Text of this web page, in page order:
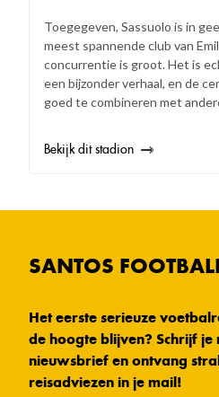
Toegegeven, Sassuolo is in
meest spannende club van
concurrentie is groot. Het is
een bijzonder verhaal, en de
goed te combineren met
Bekijk dit stadion
SANTOS
Het eerste serieuze
de hoogte blijven? Schrijf
nieuwsbrief en ontvang
reisadviezen in je mail!